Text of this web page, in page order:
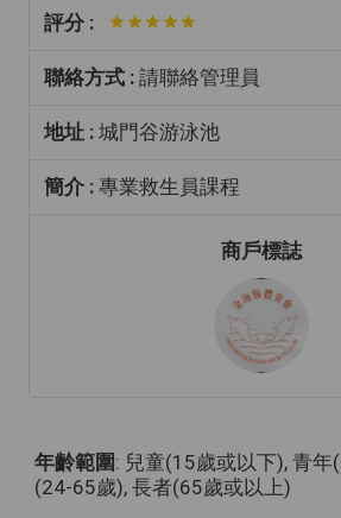
評分 :
聯絡方式 : 請聯絡管理員
地址 : 城門谷游泳池
簡介 : 專業救生員課程
商戶標誌
年齡範圍: 兒童(15歲或以下), 青年
(24-65歲), 長者(65歲或以上)